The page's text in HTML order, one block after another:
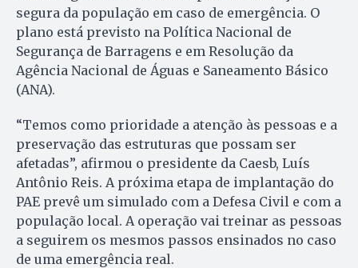
segura da população em caso de emergência. O
plano está previsto na Política Nacional de
Segurança de Barragens e em Resolução da
Agência Nacional de Águas e Saneamento Básico
(ANA).
“Temos como prioridade a atenção às pessoas e a
preservação das estruturas que possam ser
afetadas”, afirmou o presidente da Caesb, Luís
Antônio Reis. A próxima etapa de implantação do
PAE prevê um simulado com a Defesa Civil e com a
população local. A operação vai treinar as pessoas
a seguirem os mesmos passos ensinados no caso
de uma emergência real.